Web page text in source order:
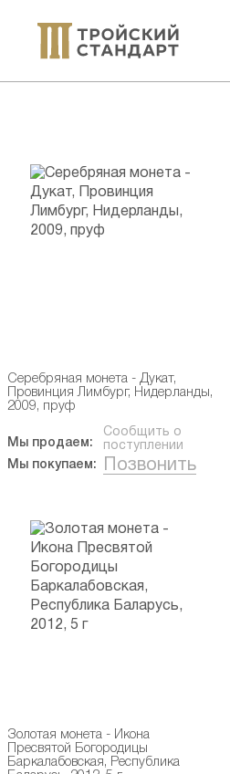
Серебряная монета - Дукат,
Провинция Лимбург, Нидерланды,
2009, пруф
Мы продаем:
Сообщить о
поступлении
Мы покупаем:
Позвонить
Золотая монета - Икона
Пресвятой Богородицы
Баркалабовская, Республика